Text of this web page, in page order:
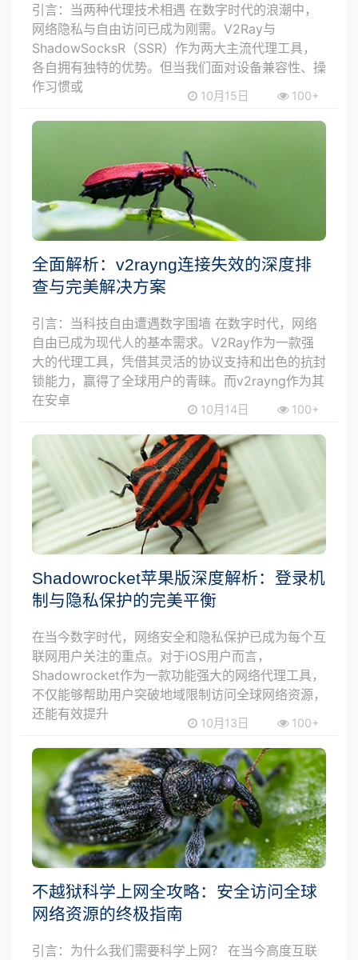
引言：当两种代理技术相遇 在数字时代的浪潮中，
网络隐私与自由访问已成为刚需。V2Ray与
ShadowSocksR（SSR）作为两大主流代理工具，
各自拥有独特的优势。但当我们面对设备兼容性、操
作习惯或
10月15日 100+
全面解析：v2rayng连接失效的深度排
查与完美解决方案
引言：当科技自由遭遇数字围墙 在数字时代，网络
自由已成为现代人的基本需求。V2Ray作为一款强
大的代理工具，凭借其灵活的协议支持和出色的抗封
锁能力，赢得了全球用户的青睐。而v2rayng作为其
在安卓
10月14日 100+
Shadowrocket苹果版深度解析：登录机
制与隐私保护的完美平衡
在当今数字时代，网络安全和隐私保护已成为每个互
联网用户关注的重点。对于iOS用户而言，
Shadowrocket作为一款功能强大的网络代理工具，
不仅能够帮助用户突破地域限制访问全球网络资源，
还能有效提升
10月13日 100+
不越狱科学上网全攻略：安全访问全球
网络资源的终极指南
引言：为什么我们需要科学上网？ 在当今高度互联